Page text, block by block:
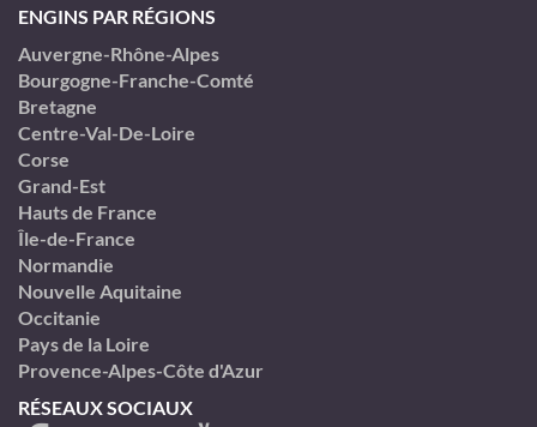
ENGINS PAR RÉGIONS
Auvergne-Rhône-Alpes
Bourgogne-Franche-Comté
Bretagne
Centre-Val-De-Loire
Corse
Grand-Est
Hauts de France
Île-de-France
Normandie
Nouvelle Aquitaine
Occitanie
Pays de la Loire
Provence-Alpes-Côte d'Azur
RÉSEAUX SOCIAUX